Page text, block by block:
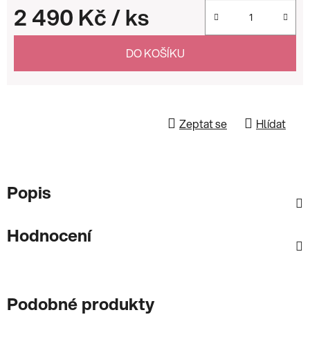
2 490 Kč/ ks
Měrná cena:
DO KOŠÍKU
Zeptat se Hlídat
Popis
Hodnocení
Podobné produkty